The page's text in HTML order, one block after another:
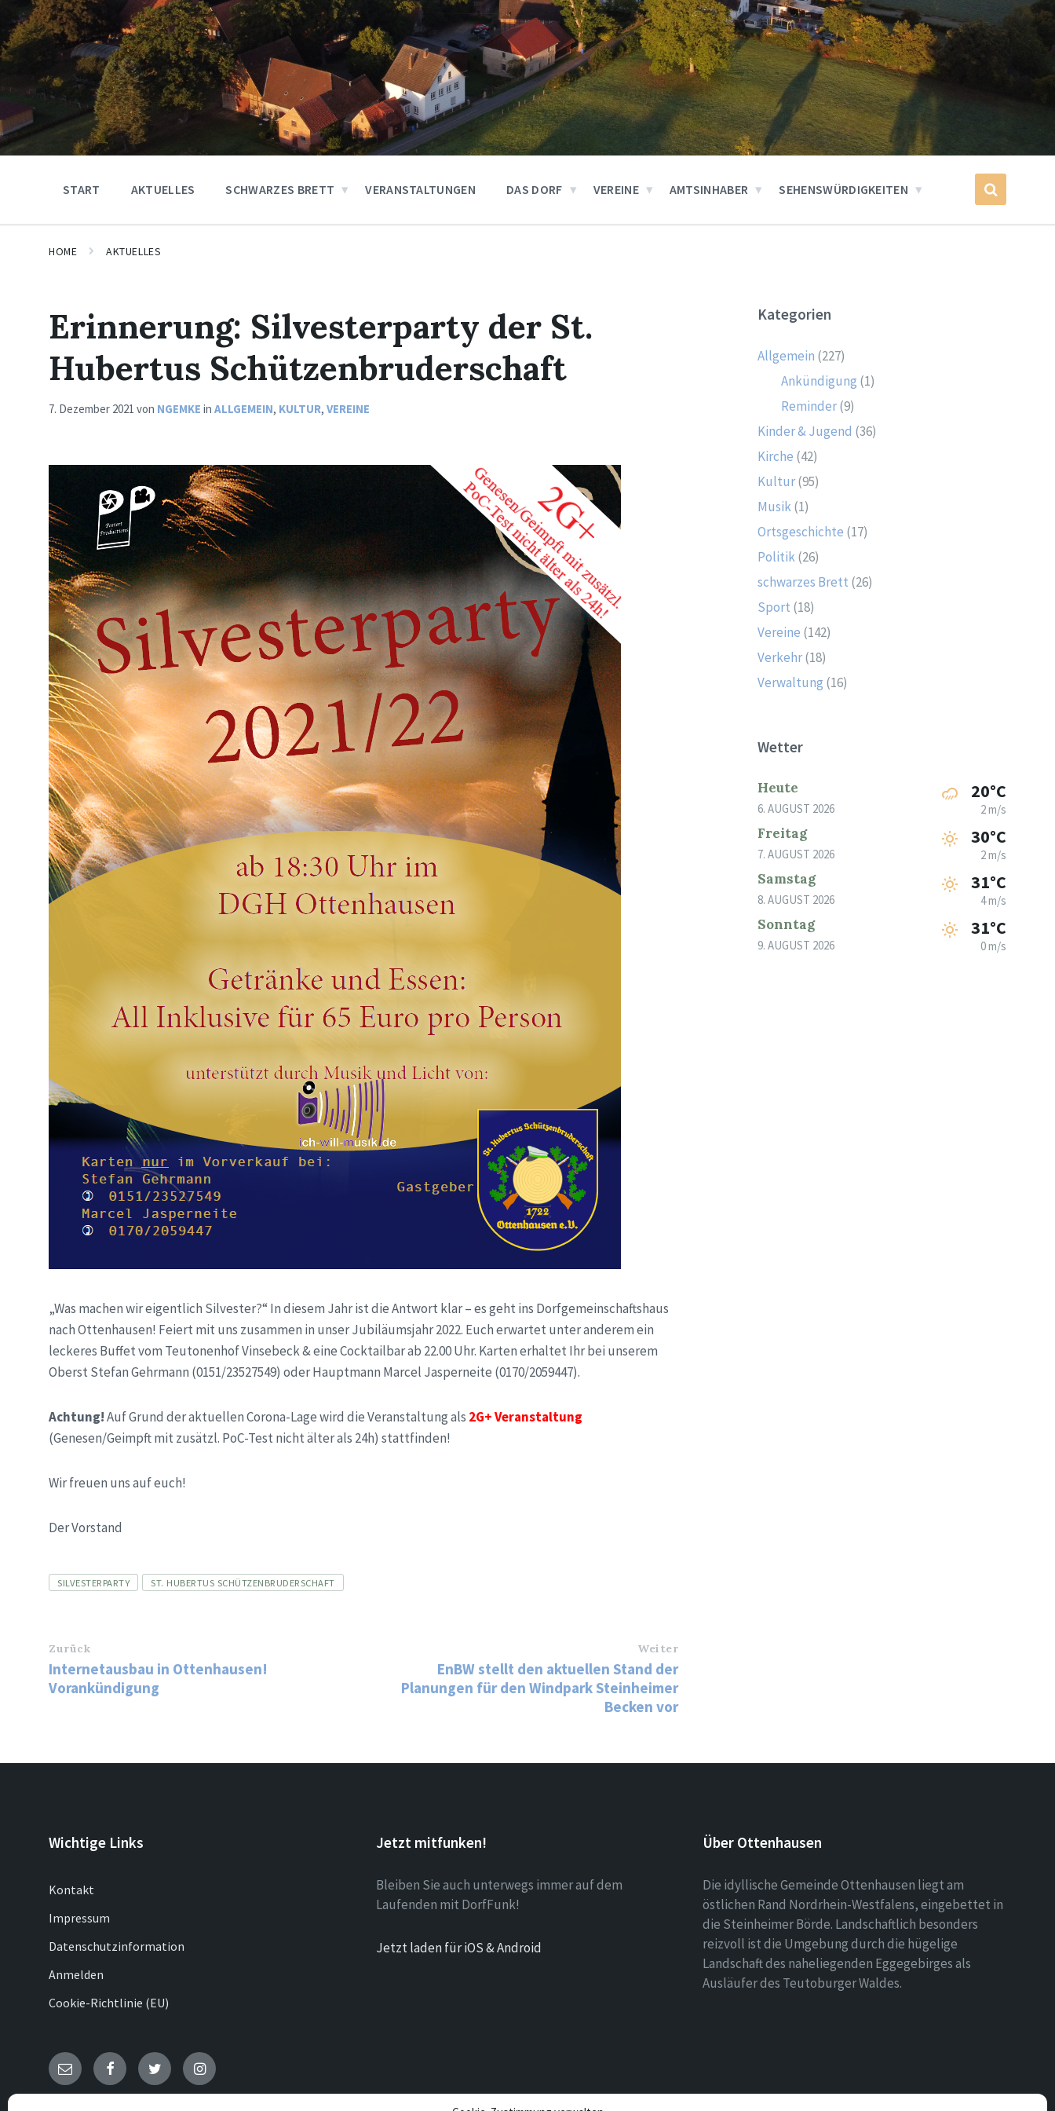
START AKTUELLES SCHWARZES BRETT VERANSTALTUNGEN DAS DORF VEREINE AMTSINHABER SEHENSWÜRDIGKEITEN
HOME AKTUELLES
Erinnerung: Silvesterparty der St.
Hubertus Schützenbruderschaft
7. Dezember 2021 von NGEMKE in ALLGEMEIN, KULTUR, VEREINE
„Was machen wir eigentlich Silvester?“ In diesem Jahr ist die Antwort klar – es geht ins Dorfgemeinschaftshaus
nach Ottenhausen! Feiert mit uns zusammen in unser Jubiläumsjahr 2022. Euch erwartet unter anderem ein
leckeres Buffet vom Teutonenhof Vinsebeck & eine Cocktailbar ab 22.00 Uhr. Karten erhaltet Ihr bei unserem
Oberst Stefan Gehrmann (0151/23527549) oder Hauptmann Marcel Jasperneite (0170/2059447).
Achtung!Auf Grund der aktuellen Corona-Lage wird die Veranstaltung als 2G+ Veranstaltung
(Genesen/Geimpft mit zusätzl. PoC-Test nicht älter als 24h) stattfinden!
Wir freuen uns auf euch!
Der Vorstand
Tags
SILVESTERPARTY ST. HUBERTUS SCHÜTZENBRUDERSCHAFT
Zurück
Internetausbau in Ottenhausen!
Vorankündigung
Weiter
EnBW stellt den aktuellen Stand der
Planungen für den Windpark Steinheimer
Becken vor
Kategorien
Allgemein (227)
Ankündigung (1)
Reminder(9)
Kinder & Jugend (36)
Kirche (42)
Kultur(95)
Musik(1)
Ortsgeschichte (17)
Politik(26)
schwarzes Brett (26)
Sport (18)
Vereine (142)
Verkehr(18)
Verwaltung (16)
Wetter
Heute
6. AUGUST 2026
20°C
2 m/s
Freitag
7. AUGUST 2026
30°C
2 m/s
Samstag
8. AUGUST 2026
31°C
4 m/s
Sonntag
9. AUGUST 2026
31°C
0 m/s
Wichtige Links
Kontakt
Impressum
Datenschutzinformation
Anmelden
Cookie-Richtlinie (EU)
Jetzt mitfunken!
Bleiben Sie auch unterwegs immer auf dem
Laufenden mit DorfFunk!
Jetzt laden für iOS & Android
Über Ottenhausen
Die idyllische Gemeinde Ottenhausen liegt am
östlichen Rand Nordrhein-Westfalens, eingebettet in
die Steinheimer Börde. Landschaftlich besonders
reizvoll ist die Umgebung durch die hügelige
Landschaft des naheliegenden Eggegebirges als
Ausläufer des Teutoburger Waldes.
E- FacebookTwitter Instagram